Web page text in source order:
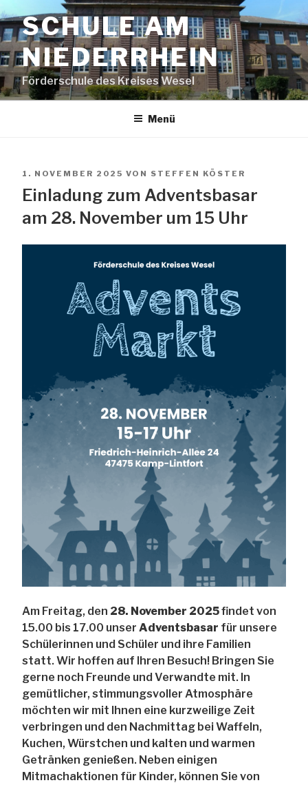
Inhalt
springen
SCHULE AM
NIEDERRHEIN
Förderschule des Kreises Wesel
Menü
VERÖFFENTLICHT
AM
1. NOVEMBER 2025 VON STEFFEN KÖSTER
Einladung zum Adventsbasar
am 28. November um 15 Uhr
Am Freitag, den 28. November 2025findet von
15.00 bis 17.00 unser Adventsbasar für unsere
Schülerinnen und Schüler und ihre Familien
statt. Wir hoffen auf Ihren Besuch! Bringen Sie
gerne noch Freunde und Verwandte mit. In
gemütlicher, stimmungsvoller Atmosphäre
möchten wir mit Ihnen eine kurzweilige Zeit
verbringen und den Nachmittag bei Waffeln,
Kuchen, Würstchen und kalten und warmen
Getränken genießen. Neben einigen
Mitmachaktionen für Kinder, können Sie von